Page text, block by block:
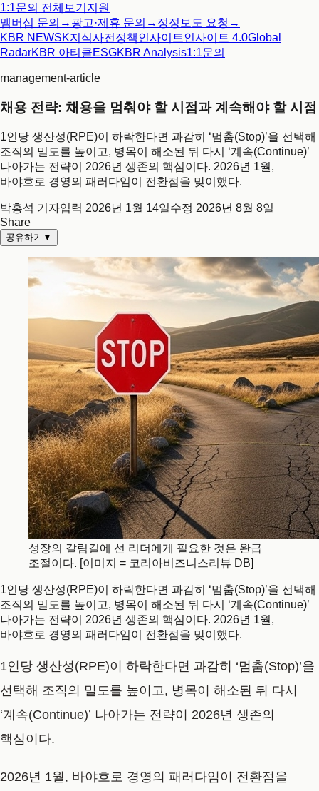
1:1문의 전체보기 지원
멤버십 문의 → 광고·제휴 문의 → 정정보도 요청 →
KBR NEWSK지식사전 정책인사이트인사이트 4.0Global
RadarKBR 아티클ESGKBR Analysis1:1문의
management-article
채용 전략: 채용을 멈춰야 할 시점과 계속해야 할 시점
1인당 생산성(RPE)이 하락한다면 과감히 ‘멈춤(Stop)’을 선택해
조직의 밀도를 높이고, 병목이 해소된 뒤 다시 ‘계속(Continue)’
나아가는 전략이 2026년 생존의 핵심이다. 2026년 1월,
바야흐로 경영의 패러다임이 전환점을 맞이했다.
박홍석 기자입력 2026년 1월 14일수정 2026년 8월 8일
Share
공유하기 ▼
성장의 갈림길에 선 리더에게 필요한 것은 완급
조절이다. [이미지 = 코리아비즈니스리뷰 DB]
1인당 생산성(RPE)이 하락한다면 과감히 ‘멈춤(Stop)’을 선택해
조직의 밀도를 높이고, 병목이 해소된 뒤 다시 ‘계속(Continue)’
나아가는 전략이 2026년 생존의 핵심이다. 2026년 1월,
바야흐로 경영의 패러다임이 전환점을 맞이했다.
1인당 생산성(RPE)이 하락한다면 과감히 ‘멈춤(Stop)’을
선택해 조직의 밀도를 높이고, 병목이 해소된 뒤 다시
‘계속(Continue)’ 나아가는 전략이 2026년 생존의
핵심이다.
2026년 1월, 바야흐로 경영의 패러다임이 전환점을